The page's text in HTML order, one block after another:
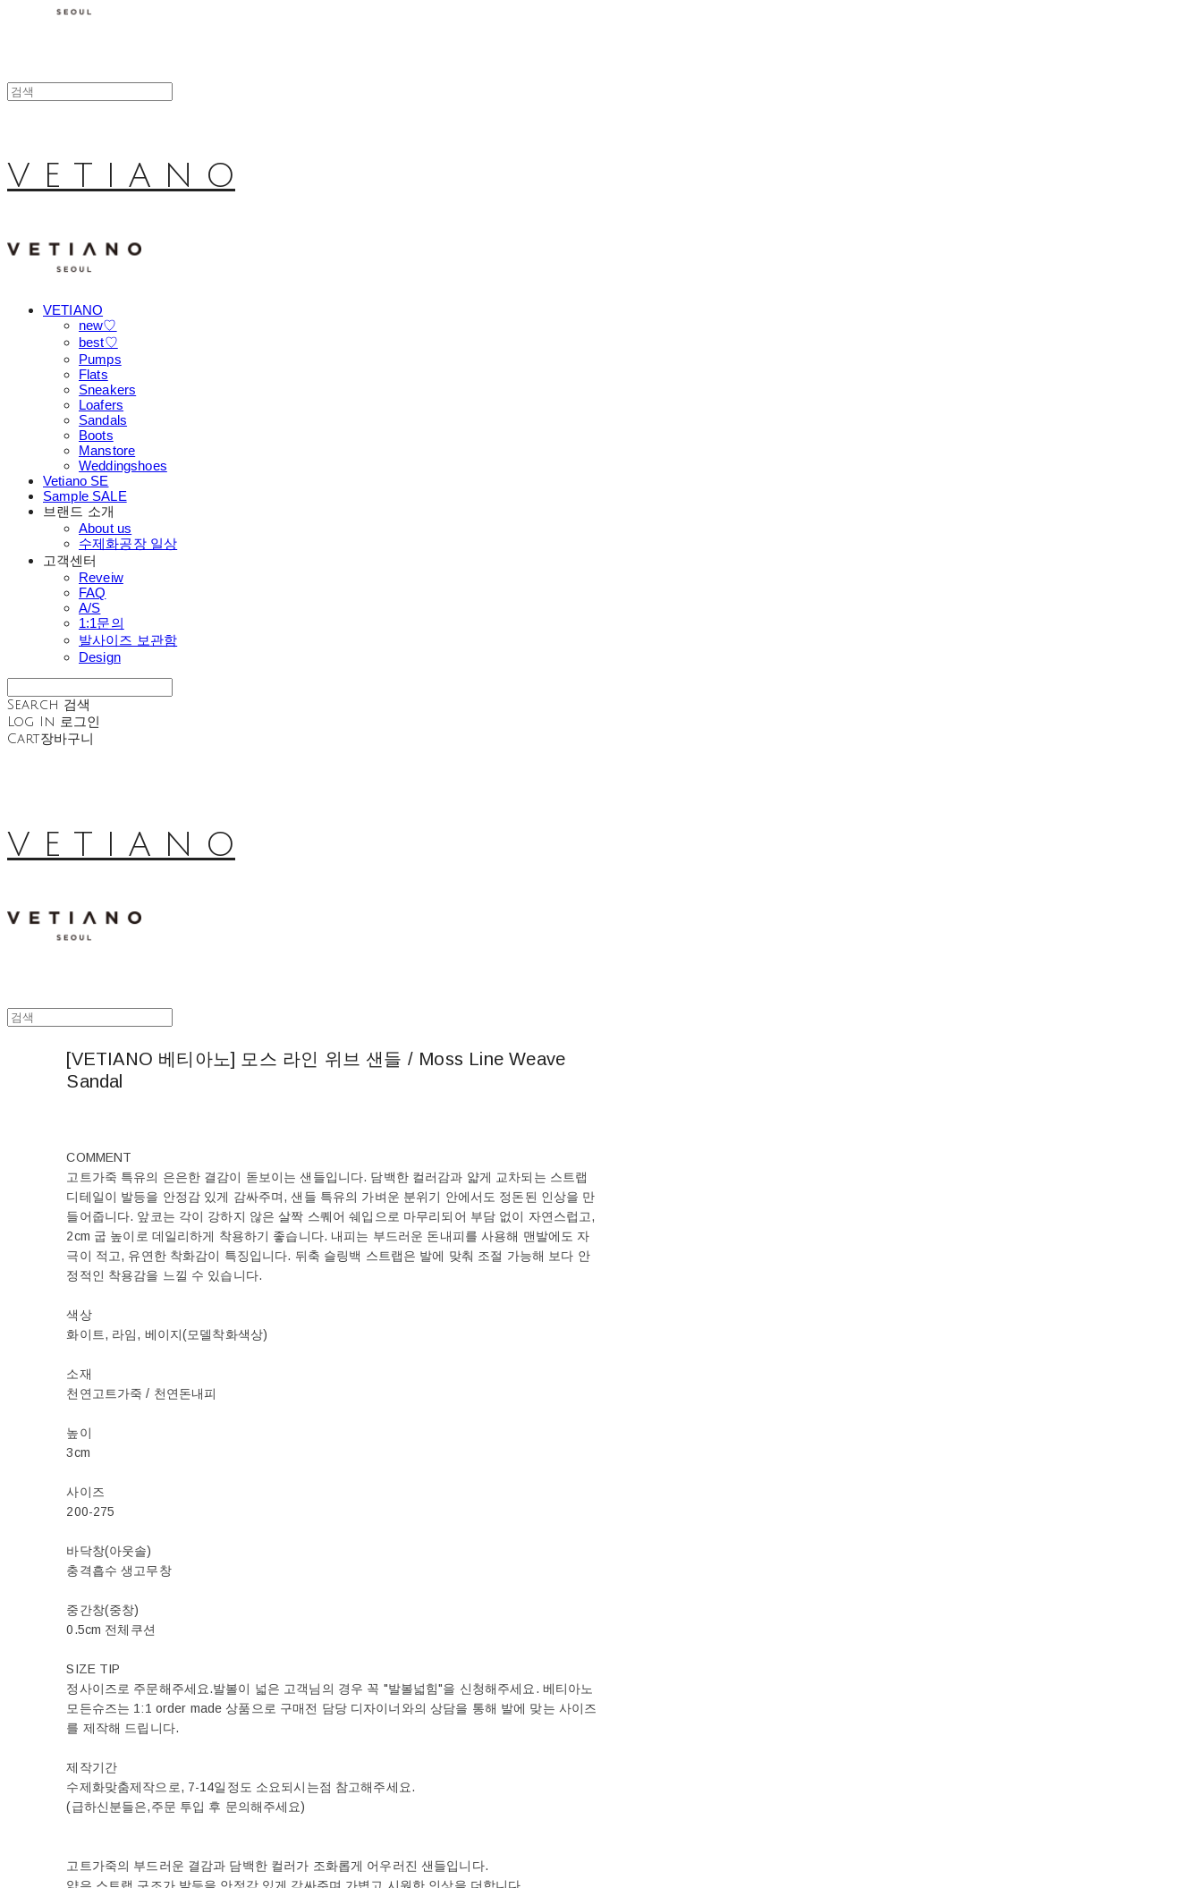
V E T I A N O
VETIANO
new♡
best♡
Pumps
Flats
Sneakers
Loafers
Sandals
Boots
Manstore
Weddingshoes
Vetiano SE
Sample SALE
브랜드 소개
About us
수제화공장 일상
고객센터
Reveiw
FAQ
A/S
1:1문의
발사이즈 보관함
Design
Search 검색
Log In 로그인
Cart장바구니
V E T I A N O
[VETIANO 베티아노] 모스 라인 위브 샌들 / Moss Line Weave
Sandal
COMMENT
고트가죽 특유의 은은한 결감이 돋보이는 샌들입니다. 담백한 컬러감과 얇게 교차되는 스트랩
디테일이 발등을 안정감 있게 감싸주며, 샌들 특유의 가벼운 분위기 안에서도 정돈된 인상을 만
들어줍니다. 앞코는 각이 강하지 않은 살짝 스퀘어 쉐입으로 마무리되어 부담 없이 자연스럽고,
2cm 굽 높이로 데일리하게 착용하기 좋습니다. 내피는 부드러운 돈내피를 사용해 맨발에도 자
극이 적고, 유연한 착화감이 특징입니다. 뒤축 슬링백 스트랩은 발에 맞춰 조절 가능해 보다 안
정적인 착용감을 느낄 수 있습니다.
색상
화이트, 라임, 베이지(모델착화색상)
소재
천연고트가죽 / 천연돈내피
높이
3cm
사이즈
200-275
바닥창(아웃솔)
충격흡수 생고무창
중간창(중창)
0.5cm 전체쿠션
SIZE TIP
정사이즈로 주문해주세요.발볼이 넓은 고객님의 경우 꼭 "발볼넓힘"을 신청해주세요. 베티아노
모든슈즈는 1:1 order made 상품으로 구매전 담당 디자이너와의 상담을 통해 발에 맞는 사이즈
를 제작해 드립니다.
제작기간
수제화맞춤제작으로, 7-14일정도 소요되시는점 참고해주세요.
(급하신분들은,주문 투입 후 문의해주세요)
고트가죽의 부드러운 결감과 담백한 컬러가 조화롭게 어우러진 샌들입니다.